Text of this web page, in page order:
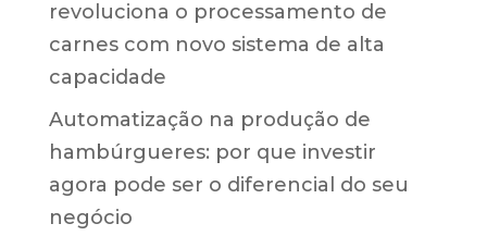
revoluciona o processamento de
carnes com novo sistema de alta
capacidade
Automatização na produção de
hambúrgueres: por que investir
agora pode ser o diferencial do seu
negócio